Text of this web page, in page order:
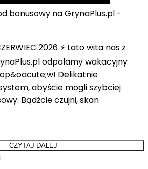
bonusowy na GrynaPlus.pl -
2026 ⚡ Lato wita nas z
odpalamy wakacyjny
Delikatnie
abyście mogli szybciej
Bądźcie czujni, skan
CZYTAJ DALEJ